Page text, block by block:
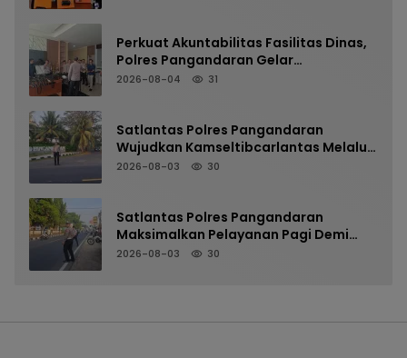
Perkuat Akuntabilitas Fasilitas Dinas,
Polres Pangandaran Gelar
Pemeriksaan Senpi Berkala
2026-08-04 31
Satlantas Polres Pangandaran
Wujudkan Kamseltibcarlantas Melalui
Pelayanan Arus Pagi
2026-08-03 30
Satlantas Polres Pangandaran
Maksimalkan Pelayanan Pagi Demi
Kelancaran Arus Kendaraan
2026-08-03 30